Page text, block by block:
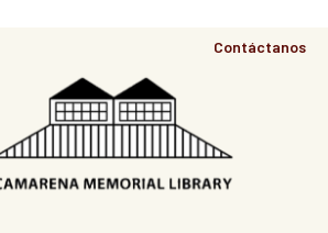
Top
Menu
Contáctanos